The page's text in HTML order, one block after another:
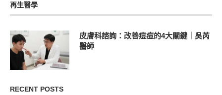
再生醫學
皮膚科諮詢：改善痘痘的4大關鍵｜吳芮
醫師
RECENT POSTS